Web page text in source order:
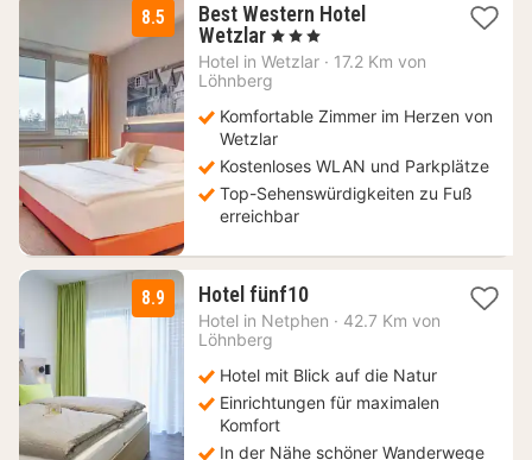
8.5
Best Western Hotel
Wetzlar 1
Nacht
ab
86,20
€
, 3 Sterne
Hotel in Wetzlar · 17.2 Km von
Löhnberg
Komfortable Zimmer im Herzen von
Wetzlar
Kostenloses WLAN und Parkplätze
Top-Sehenswürdigkeiten zu Fuß
erreichbar
8.9 Hotel fünf101
Nacht
€
Hotel in Netphen · 42.7 Km von
Löhnberg
Hotel mit Blick auf die Natur
Einrichtungen für maximalen
Komfort
In der Nähe schöner Wanderwege